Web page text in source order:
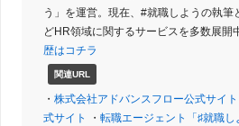
う」を運営。現在、#就職しようの執筆
どHR領域に関するサービスを多数展開
歴はコチラ
関連URL
・ 株式会社アドバンスフロー公式サイト
式サイト
・ 転職エージェント「♯就職し